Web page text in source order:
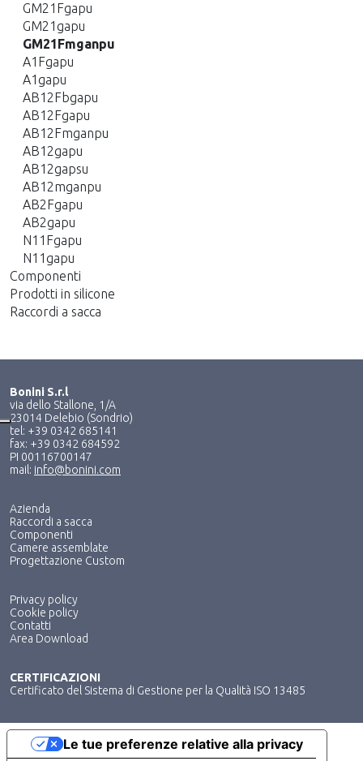
GM21Fgapu
GM21gapu
GM21Fmganpu
A1Fgapu
A1gapu
AB12Fbgapu
AB12Fgapu
AB12Fmganpu
AB12gapu
AB12gapsu
AB12mganpu
AB2Fgapu
AB2gapu
N11Fgapu
N11gapu
Componenti
Prodotti in silicone
Raccordi a sacca
Bonini S.r.l
via dello Stallone, 1/A
23014 Delebio (Sondrio)
tel: +39 0342 685141
fax: +39 0342 684592
PI 00116700147
mail: info@bonini.com
Azienda
Raccordi a sacca
Componenti
Camere assemblate
Progettazione Custom
Privacy policy
Cookie policy
Contatti
Area Download
CERTIFICAZIONI
Certificato del Sistema di Gestione per la Qualità ISO 13485
Le tue preferenze relative alla privacy